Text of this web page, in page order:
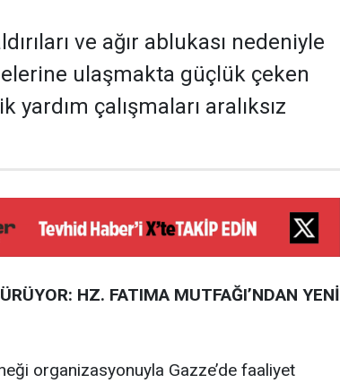
ve ağır ablukası nedeniyle
ulaşmakta güçlük çeken
yardım çalışmaları aralıksız
HZ. FATIMA MUTFAĞI’NDAN YENİ
organizasyonuyla Gazze’de faaliyet